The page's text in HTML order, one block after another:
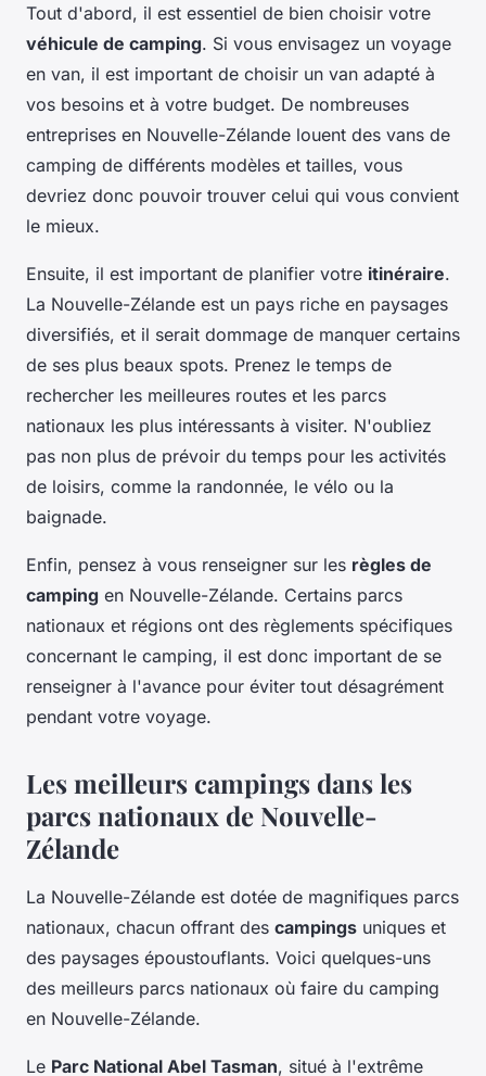
Tout d'abord, il est essentiel de bien choisir votre
véhicule de camping. Si vous envisagez un voyage
en van, il est important de choisir un van adapté à
vos besoins et à votre budget. De nombreuses
entreprises en Nouvelle-Zélande louent des vans de
camping de différents modèles et tailles, vous
devriez donc pouvoir trouver celui qui vous convient
le mieux.
Ensuite, il est important de planifier votre itinéraire.
La Nouvelle-Zélande est un pays riche en paysages
diversifiés, et il serait dommage de manquer certains
de ses plus beaux spots. Prenez le temps de
rechercher les meilleures routes et les parcs
nationaux les plus intéressants à visiter. N'oubliez
pas non plus de prévoir du temps pour les activités
de loisirs, comme la randonnée, le vélo ou la
baignade.
Enfin, pensez à vous renseigner sur les règles de
camping en Nouvelle-Zélande. Certains parcs
nationaux et régions ont des règlements spécifiques
concernant le camping, il est donc important de se
renseigner à l'avance pour éviter tout désagrément
pendant votre voyage.
Les meilleurs campings dans les
parcs nationaux de Nouvelle-
Zélande
La Nouvelle-Zélande est dotée de magnifiques parcs
nationaux, chacun offrant des campings uniques et
des paysages époustouflants. Voici quelques-uns
des meilleurs parcs nationaux où faire du camping
en Nouvelle-Zélande.
Le Parc National Abel Tasman, situé à l'extrême